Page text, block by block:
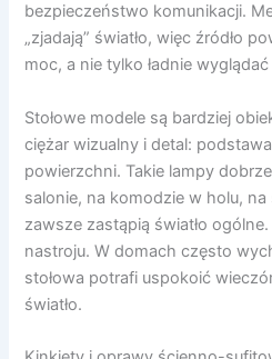
bezpieczeństwo komunikacji.
„zjadają” światło, więc źródło
moc, a nie tylko ładnie
Stołowe modele są bardziej
ciężar wizualny i detal:
powierzchni. Takie lampy
salonie, na komodzie w holu,
zawsze zastąpią światło
nastroju. W domach często
stołowa potrafi uspokoić
światło.